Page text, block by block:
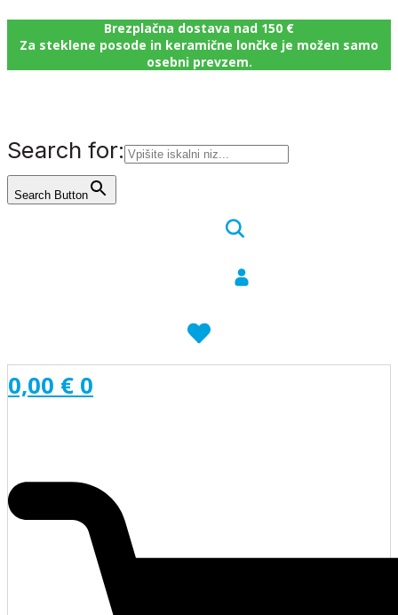
Brezplačna dostava nad 150 €
Za steklene posode in keramične lončke je možen samo
osebni prevzem.
Search for:
Search Button
0,00 € 0